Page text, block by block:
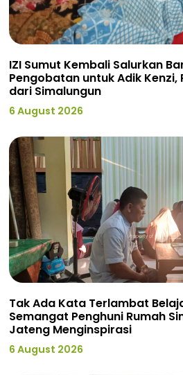
IZI Sumut Kembali Salurkan
Pengobatan untuk Adik
dari Simalungun
6 August 2026
Tak Ada Kata Terlambat
Semangat Penghuni Rumah
Jateng Menginspirasi
6 August 2026